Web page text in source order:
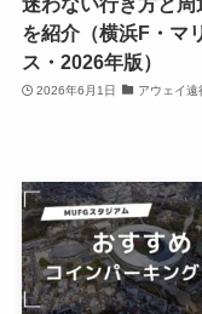
を紹介（横浜F・マ
ス・2026年版）
2026年6月1日 アウェイ遠